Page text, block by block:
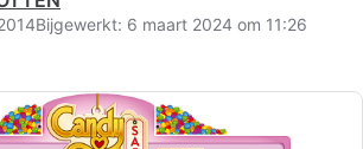
Bijgewerkt: 6 maart 2024 om 11:26